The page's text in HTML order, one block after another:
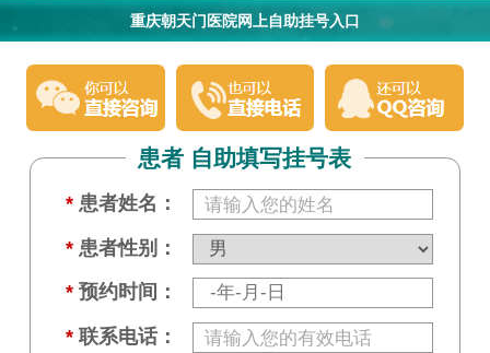
重庆朝天门医院网上自助挂号入口
患者 自助填写挂号表
* 患者姓名：
* 患者性别：
* 预约时间：
* 联系电话：